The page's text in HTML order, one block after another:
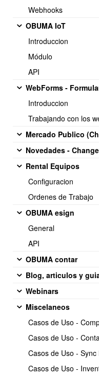
Webhooks
OBUMA IoT
Introduccion
Módulo
API
WebForms -
Introduccion
Trabajando con los
Mercado Publico
Novedades -
Rental Equipos
Configuracion
Ordenes de Trabajo
OBUMA esign
General
API
OBUMA contar
Blog, articulos y
Webinars
Miscelaneos
Casos de Uso -
Casos de Uso -
Casos de Uso -
Casos de Uso -
DESCUENTOS vía CSV
Se selecciona elarchivo >
En caso de que haya
registros.
Si desea hacerlo
solo los que tienen